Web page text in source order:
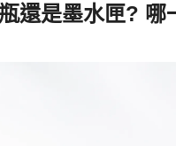
還是墨水匣? 哪